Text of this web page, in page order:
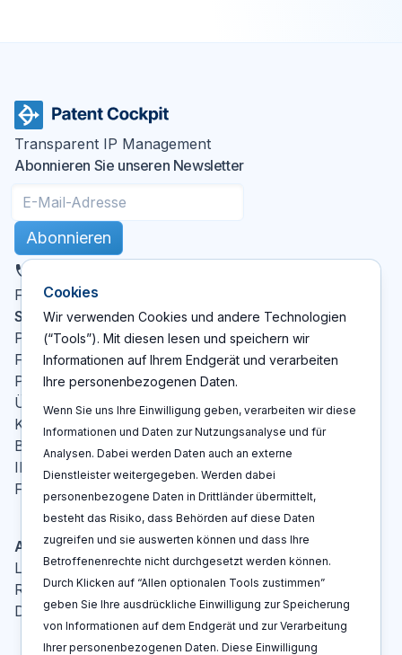
Transparent IP Management
Abonnieren Sie unseren Newsletter
Abonnieren
Folgen Sie uns
Seiten
Patent Cockpit
Funktionen
Preise
Über Uns
Kontakt
Blog
IP-Glossar
FAQ
Aktionen
Log In
Registrieren
Demo buchen
Cookies
Wir verwenden Cookies und andere Technologien
(“Tools”). Mit diesen lesen und speichern wir
Informationen auf Ihrem Endgerät und verarbeiten
Ihre personenbezogenen Daten.
Wenn Sie uns Ihre Einwilligung geben, verarbeiten wir diese
Informationen und Daten zur Nutzungsanalyse und für
Analysen. Dabei werden Daten auch an externe
Dienstleister weitergegeben. Werden dabei
personenbezogene Daten in Drittländer übermittelt,
besteht das Risiko, dass Behörden auf diese Daten
zugreifen und sie auswerten können und dass Ihre
Betroffenenrechte nicht durchgesetzt werden können.
Durch Klicken auf “Allen optionalen Tools zustimmen”
geben Sie Ihre ausdrückliche Einwilligung zur Speicherung
von Informationen auf dem Endgerät und zur Verarbeitung
Ihrer personenbezogenen Daten. Diese Einwilligung